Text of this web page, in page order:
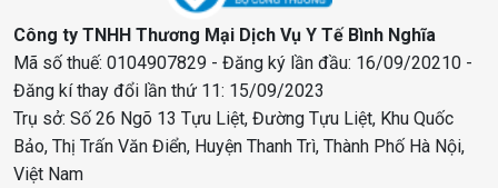
Công ty TNHH Thương Mại Dịch Vụ Y Tế Bình Nghĩa
Mã số thuế: 0104907829 - Đăng ký lần đầu: 16/09/20210 -
Đăng kí thay đổi lần thứ 11: 15/09/2023
Trụ sở: Số 26 Ngõ 13 Tựu Liệt, Đường Tựu Liệt, Khu Quốc
Bảo, Thị Trấn Văn Điển, Huyện Thanh Trì, Thành Phố Hà Nội,
Việt Nam